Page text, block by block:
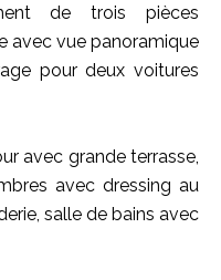
de trois pièces
avec vue panoramique
pour deux voitures
avec grande terrasse,
avec dressing au
salle de bains avec